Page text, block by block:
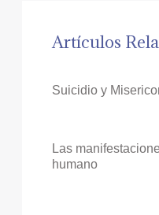
Artículos
Suicidio y
Las
humano